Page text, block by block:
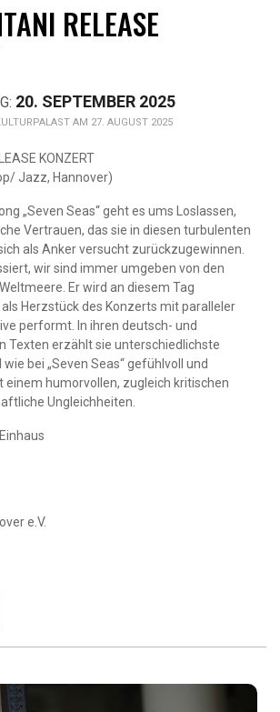
RELEASE
20. SEPTEMBER 2025
AM 27. AUGUST 2025
KONZERT
Jazz, Hannover)
„Seven Seas“ geht es ums Loslassen,
Vertrauen, das sie in diesen turbulenten
als Anker versucht zurückzugewinnen.
wir sind immer umgeben von den
Er wird an diesem Tag
Herzstück des Konzerts mit paralleler
performt. In ihren deutsch- und
Texten erzählt sie unterschiedlichste
bei „Seven Seas“ gefühlvoll und
einem humorvollen, zugleich kritischen
Ungleichheiten.
e.V.